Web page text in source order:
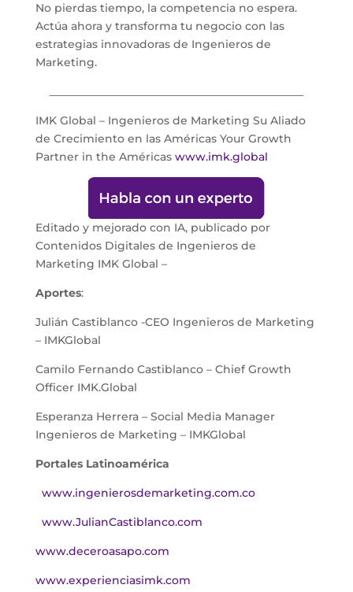
No pierdas tiempo, la competencia no espera.
Actúa ahora y transforma tu negocio con las
estrategias innovadoras de Ingenieros de
Marketing.
IMK Global – Ingenieros de Marketing Su Aliado
de Crecimiento en las Américas Your Growth
Partner in the Américas www.imk.global
Editado y mejorado con IA, publicado por
Contenidos Digitales de Ingenieros de
Marketing IMK Global –
Aportes:
Julián Castiblanco -CEO Ingenieros de Marketing
– IMKGlobal
Camilo Fernando Castiblanco – Chief Growth
Officer IMK.Global
Esperanza Herrera – Social Media Manager
Ingenieros de Marketing – IMKGlobal
Portales Latinoamérica
www.ingenierosdemarketing.com.co
www.JulianCastiblanco.com
www.deceroasapo.com
www.experienciasimk.com